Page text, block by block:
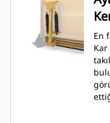
En